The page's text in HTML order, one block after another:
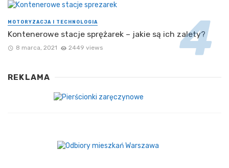
MOTORYZACJA I TECHNOLOGIA
Kontenerowe stacje sprężarek – jakie są ich zalety?
8 marca, 2021 2449 views
REKLAMA